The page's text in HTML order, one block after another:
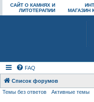
САЙТ О КАМНЯХ И
ЛИТОТЕРАПИИ
МАГАЗИН
FAQ
Список форумов
Темы без ответов
Активные темы